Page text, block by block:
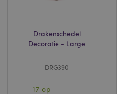
Drakenschedel
Decoratie - Large
DRG390
17 op